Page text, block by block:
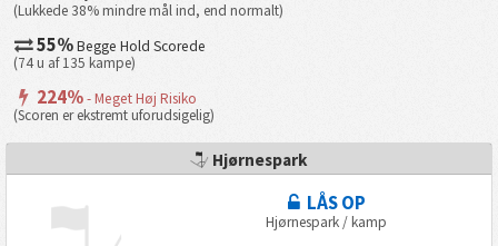
(Lukkede 38% mindre mål ind, end normalt)
55%Begge Hold Scorede
(74 u af 135 kampe)
224%- Meget Høj Risiko
(Scoren er ekstremt uforudsigelig)
Hjørnespark
LÅS OP
Hjørnespark / kamp